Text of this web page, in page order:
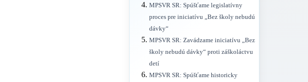
MPSVR SR: Spúšťame legislatívny
proces pre iniciatívu „Bez školy nebudú
dávky“
MPSVR SR: Zavádzame iniciatívu „Bez
školy nebudú dávky“ proti záškoláctvu
detí
MPSVR SR: Spúšťame historicky